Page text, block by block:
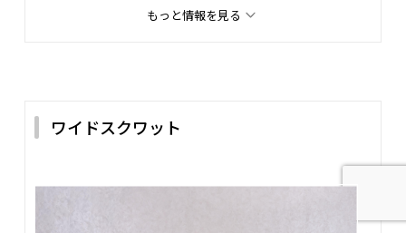
る感覚がありました。
ム維持が難しかったです。
もっと情報を見る
ワイドスクワット